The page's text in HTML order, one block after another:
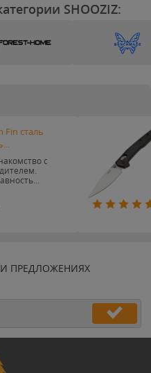
SHOOZIZ:
сталь
с
ПРЕДЛОЖЕНИЯХ